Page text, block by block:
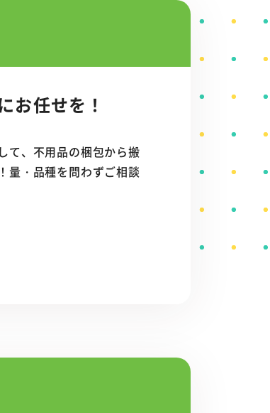
お任せを！
て、不用品の梱包から搬
量・品種を問わずご相談